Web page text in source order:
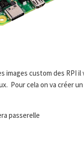
images custom des RPI il
Pour cela on va créer un
passerelle